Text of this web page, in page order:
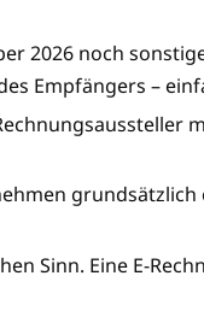
2026 noch
Empfängers –
grundsätzlich
Sinn. Eine E-